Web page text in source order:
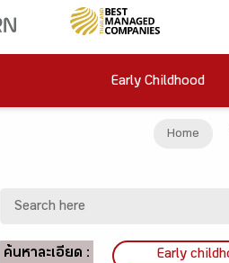
Early Childhood
Home
ค้นหาละเอียด : Early